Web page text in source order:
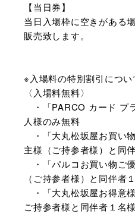
【当日券】
当日入場枠に空きがある
販売致します。
※入場料の特別割引につい
〈入場料無料〉
・「PARCO カード プ
人様のみ無料
・「大丸松坂屋お買い
主様（ご持参者様）と同
・「パルコお買い物ご
（ご持参者様）と同伴者
・「大丸松坂屋お得意
ご持参者様と同伴者１名